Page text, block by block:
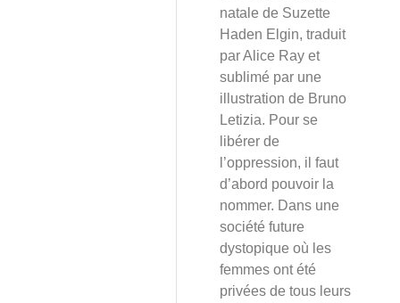
natale de Suzette
Haden Elgin, traduit
par Alice Ray et
sublimé par une
illustration de Bruno
Letizia. Pour se
libérer de
l’oppression, il faut
d’abord pouvoir la
nommer. Dans une
société future
dystopique où les
femmes ont été
privées de tous leurs